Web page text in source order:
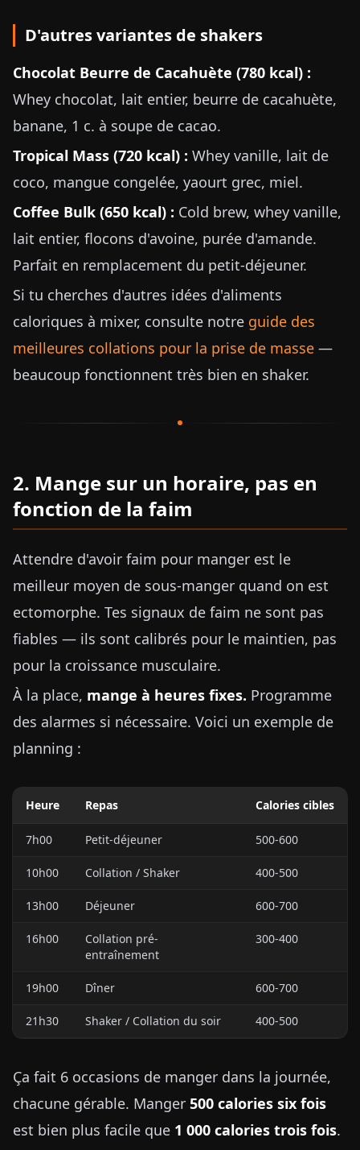
D'autres variantes de shakers
Chocolat Beurre de Cacahuète (780 kcal) :
Whey chocolat, lait entier, beurre de cacahuète,
banane, 1 c. à soupe de cacao.
Tropical Mass (720 kcal) : Whey vanille, lait de
coco, mangue congelée, yaourt grec, miel.
Coffee Bulk (650 kcal) : Cold brew, whey vanille,
lait entier, flocons d'avoine, purée d'amande.
Parfait en remplacement du petit-déjeuner.
Si tu cherches d'autres idées d'aliments
caloriques à mixer, consulte notre guide des
meilleures collations pour la prise de masse —
beaucoup fonctionnent très bien en shaker.
2. Mange sur un horaire, pas en
fonction de la faim
Attendre d'avoir faim pour manger est le
meilleur moyen de sous-manger quand on est
ectomorphe. Tes signaux de faim ne sont pas
fiables — ils sont calibrés pour le maintien, pas
pour la croissance musculaire.
À la place, mange à heures fixes. Programme
des alarmes si nécessaire. Voici un exemple de
planning :
Heure Repas Calories cibles
7h00 Petit-déjeuner 500-600
10h00 Collation / Shaker 400-500
13h00 Déjeuner 600-700
16h00
Collation pré-
entraînement
300-400
19h00 Dîner 600-700
21h30 Shaker / Collation du soir 400-500
Ça fait 6 occasions de manger dans la journée,
chacune gérable. Manger 500 calories six fois
est bien plus facile que 1 000 calories trois fois.